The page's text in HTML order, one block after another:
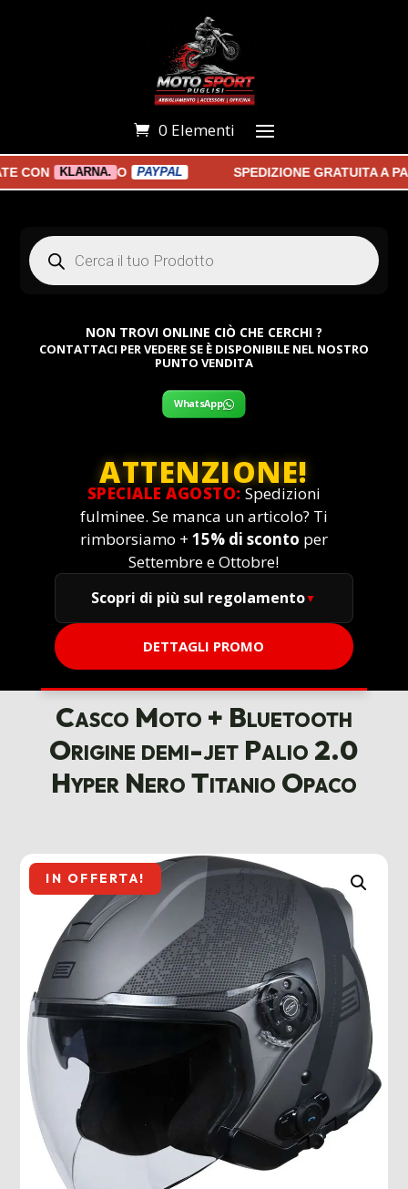
0 Elementi
KLARNA. O PAYPAL SPEDIZIONE GRATUITA A
Products
search
NON TROVI ONLINE CIÒ CHE CERCHI ?
CONTATTACI PER VEDERE SE È DISPONIBILE NEL NOSTRO
PUNTO VENDITA
WhatsApp
ATTENZIONE!
SPECIALE AGOSTO: Spedizioni
fulminee. Se manca un articolo? Ti
rimborsiamo + 15% di sconto per
Settembre e Ottobre!
Scopri di più sul regolamento
DETTAGLI PROMO
Casco Moto + Bluetooth
Origine demi-jet Palio 2.0
Hyper Nero Titanio Opaco
IN OFFERTA!